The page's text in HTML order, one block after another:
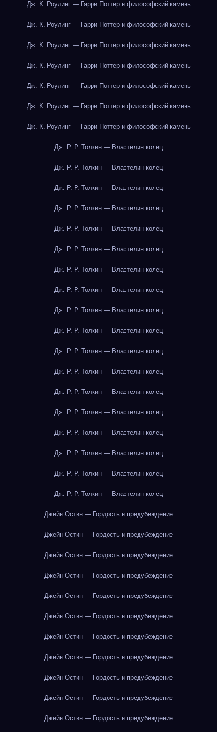
Дж. К. Роулинг — Гарри Поттер и философский камень
Дж. К. Роулинг — Гарри Поттер и философский камень
Дж. К. Роулинг — Гарри Поттер и философский камень
Дж. К. Роулинг — Гарри Поттер и философский камень
Дж. К. Роулинг — Гарри Поттер и философский камень
Дж. К. Роулинг — Гарри Поттер и философский камень
Дж. К. Роулинг — Гарри Поттер и философский камень
Дж. Р. Р. Толкин — Властелин колец
Дж. Р. Р. Толкин — Властелин колец
Дж. Р. Р. Толкин — Властелин колец
Дж. Р. Р. Толкин — Властелин колец
Дж. Р. Р. Толкин — Властелин колец
Дж. Р. Р. Толкин — Властелин колец
Дж. Р. Р. Толкин — Властелин колец
Дж. Р. Р. Толкин — Властелин колец
Дж. Р. Р. Толкин — Властелин колец
Дж. Р. Р. Толкин — Властелин колец
Дж. Р. Р. Толкин — Властелин колец
Дж. Р. Р. Толкин — Властелин колец
Дж. Р. Р. Толкин — Властелин колец
Дж. Р. Р. Толкин — Властелин колец
Дж. Р. Р. Толкин — Властелин колец
Дж. Р. Р. Толкин — Властелин колец
Дж. Р. Р. Толкин — Властелин колец
Дж. Р. Р. Толкин — Властелин колец
Джейн Остин — Гордость и предубеждение
Джейн Остин — Гордость и предубеждение
Джейн Остин — Гордость и предубеждение
Джейн Остин — Гордость и предубеждение
Джейн Остин — Гордость и предубеждение
Джейн Остин — Гордость и предубеждение
Джейн Остин — Гордость и предубеждение
Джейн Остин — Гордость и предубеждение
Джейн Остин — Гордость и предубеждение
Джейн Остин — Гордость и предубеждение
Джейн Остин — Гордость и предубеждение